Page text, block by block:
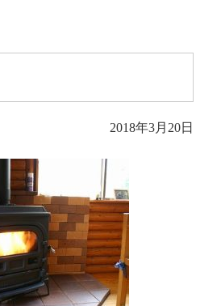
2018年3月20日